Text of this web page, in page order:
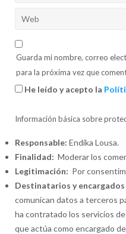
Guarda mi nombre, correo
para la próxima vez que
He leído y acepto la
Información básica sobre
Responsable: Endika Lousa.
Finalidad: Moderar los
Legitimación: Por
Destinatarios y
comunican datos a terceros
ha contratado los servicios
que actúa como encargado